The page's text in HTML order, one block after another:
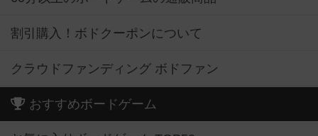
割引購入！ボドクーポンについて
クラウドファンディング ボドファン
おすすめボードゲーム